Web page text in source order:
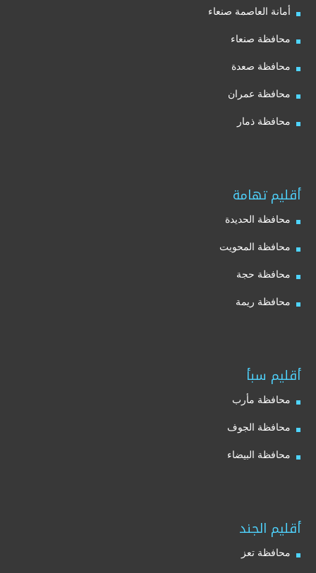
أمانة العاصمة صنعاء
محافظة صنعاء
محافظة صعدة
محافظة عمران
محافظة ذمار
أقليم تهامة
محافظة الحديدة
محافظة المحويت
محافظة حجة
محافظة ريمة
أقليم سبأ
محافظة مأرب
محافظة الجوف
محافظة البيضاء
أقليم الجند
محافظة تعز